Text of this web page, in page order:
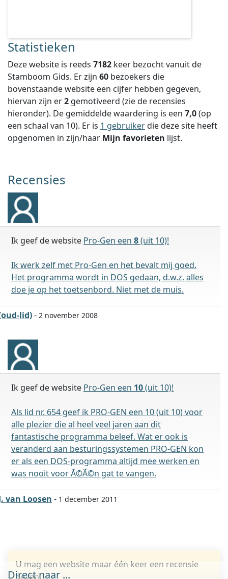
Statistieken
Deze website is reeds 7182 keer bezocht vanuit de
Stamboom Gids. Er zijn 60 bezoekers die
bovenstaande website een cijfer hebben gegeven,
hiervan zijn er2 gemotiveerd (zie de recensies
hieronder). De gemiddelde waardering is een 7,0(op
een schaal van 10). Er is 1 gebruikerdie deze site heeft
opgenomen in zijn/haar Mijn favorieten lijst.
Recensies
Ik geef de website Pro-Gen een 8(uit 10)!
Ik werk zelf met Pro-Gen en het bevalt mij goed.
Het programma wordt in DOS gedaan, d.w.z. alles
doe je op het toetsenbord. Niet met de muis.
lid)- 2 november 2008
Ik geef de website Pro-Gen een 10(uit 10)!
Als lid nr. 654 geef ik PRO-GEN een 10 (uit 10) voor
alle plezier die al heel veel jaren aan dit
fantastische programma beleef. Wat er ook is
veranderd aan besturingssystemen PRO-GEN kon
er als een DOS-programma altijd mee werken en
was nooit voor Ã©Ã©n gat te vangen.
van Loosen - 1 december 2011
U mag een website maar één keer een recensie
geven.
Direct naar ...